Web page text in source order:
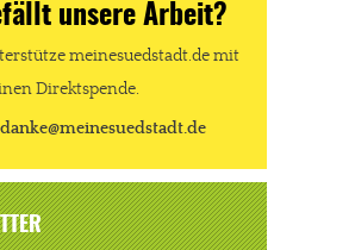
unsere Arbeit?
meinesuedstadt.de mit
Direktspende.